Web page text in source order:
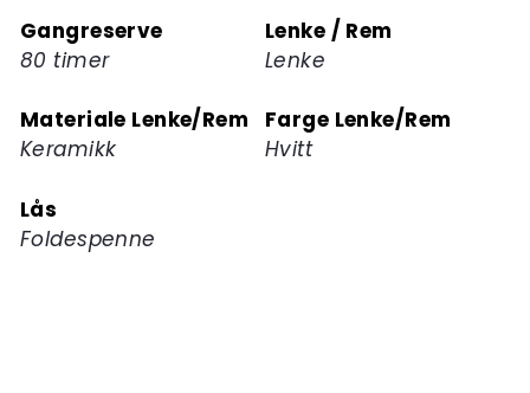
Gangreserve
80 timer
Lenke / Rem
Lenke
Materiale Lenke/Rem
Keramikk
Farge Lenke/Rem
Hvitt
Lås
Foldespenne